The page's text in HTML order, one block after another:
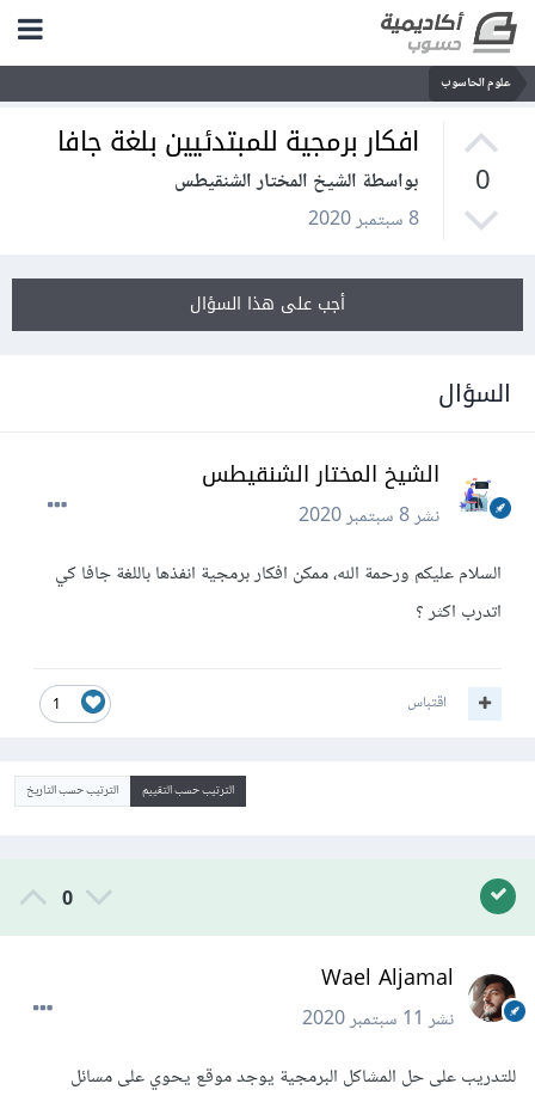
علوم الحاسوب
0
افكار برمجية للمبتدئيين بلغة جافا
بواسطة الشيخ المختار الشنقيطس
8 سبتمبر 2020
أجب على هذا السؤال
السؤال
الشيخ المختار الشنقيطس
نشر8 سبتمبر 2020
السلام عليكم ورحمة الله، ممكن افكار برمجية انفذها باللغة جافا كي
اتدرب اكثر ؟
1 اقتباس
الترتيب حسب التقييم الترتيب حسب التاريخ
0
Wael Aljamal
نشر11 سبتمبر 2020
للتدريب على حل المشاكل البرمجية يوجد موقع يحوي على مسائل